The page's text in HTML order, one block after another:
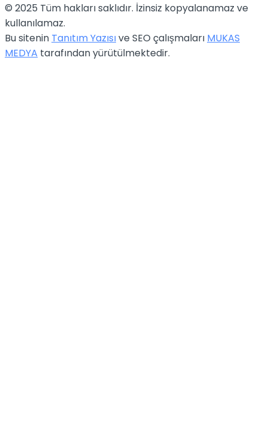
© 2025 Tüm hakları saklıdır. İzinsiz kopyalanamaz ve
kullanılamaz.
Bu sitenin Tanıtım Yazısıve SEO çalışmaları MUKAS
MEDYA tarafından yürütülmektedir.